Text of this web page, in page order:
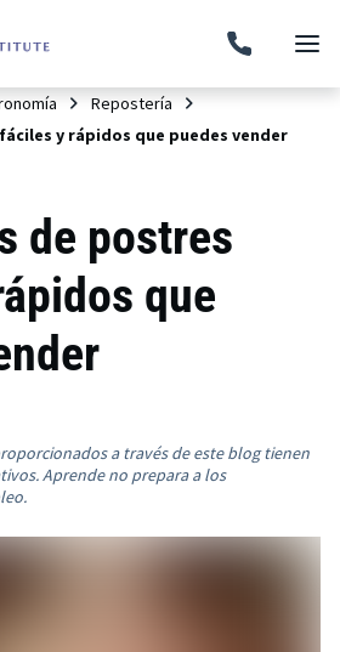
Repostería
y rápidos que puedes vender
de postres
que
a través de este blog tienen
Aprende no prepara a los